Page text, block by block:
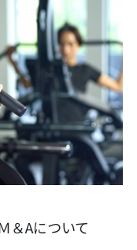
＆Aについて